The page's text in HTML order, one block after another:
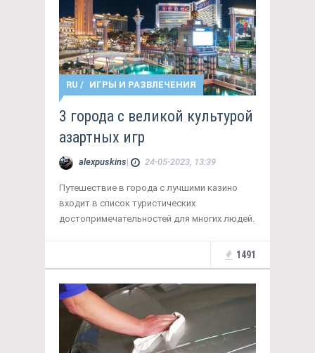
RU / ИГРЫ И РАЗВЛЕЧЕНИЯ
3 города с великой культурой
азартных игр
alexpuskins| 24-05-2023, 13:39
Путешествие в города с лучшими казино
входит в список туристических
достопримечательностей для многих людей.
1491